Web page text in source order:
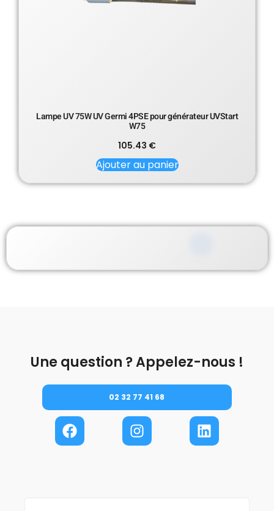
Lampe UV 75W UV Germi 4PSE pour générateur UVStart
W75
105.43 €
Ajouter au panier
Une question ? Appelez-nous !
02 32 77 41 68